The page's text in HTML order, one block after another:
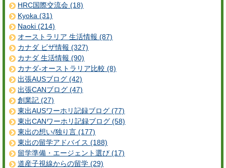
HRC国際交流会 (18)
Kyoka (31)
Naoki (214)
オーストラリア 生活情報 (87)
カナダ ビザ情報 (327)
カナダ 生活情報 (90)
カナダ-オーストラリア比較 (8)
出張AUSブログ (42)
出張CANブログ (47)
創業記 (27)
東出AUSワーホリ記録ブログ (77)
東出CANワーホリ記録ブログ (58)
東出の想い/独り言 (177)
東出の留学アドバイス (188)
留学準備・エージェント選び (17)
道産子視線からの留学 (29)